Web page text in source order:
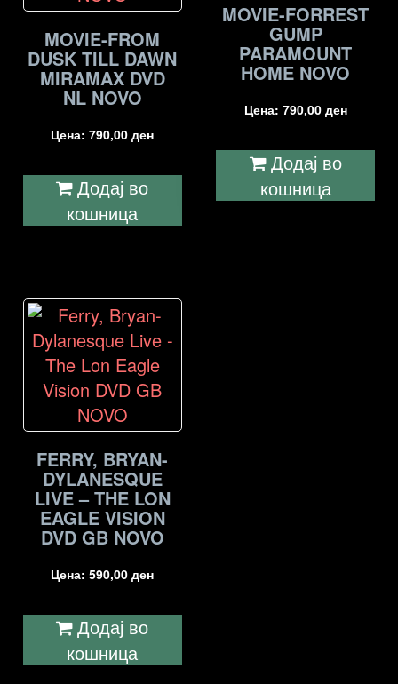
MOVIE-FROM
DUSK TILL DAWN
MIRAMAX DVD
NL NOVO
Цена:790,00ден
Додај во
кошница
MOVIE-FORREST
GUMP
PARAMOUNT
HOME NOVO
Цена: 790,00 ден
Додај во
кошница
FERRY, BRYAN-
DYLANESQUE
LIVE – THE LON
EAGLE VISION
DVD GB NOVO
Цена:590,00ден
Додај во
кошница